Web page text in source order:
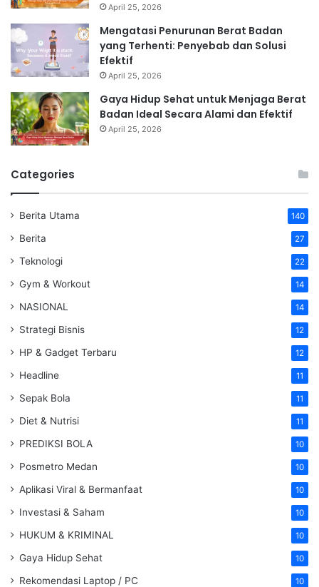
April 25, 2026
Mengatasi Penurunan Berat Badan
yang Terhenti: Penyebab dan Solusi
Efektif
April 25, 2026
Gaya Hidup Sehat untuk Menjaga Berat
Badan Ideal Secara Alami dan Efektif
April 25, 2026
Categories
Berita Utama 140
Berita 27
Teknologi 22
Gym & Workout 14
NASIONAL 14
Strategi Bisnis 12
HP & Gadget Terbaru 12
Headline 11
Sepak Bola 11
Diet & Nutrisi 11
PREDIKSI BOLA 10
Posmetro Medan 10
Aplikasi Viral & Bermanfaat 10
Investasi & Saham 10
HUKUM & KRIMINAL 10
Gaya Hidup Sehat 10
Rekomendasi Laptop / PC 10